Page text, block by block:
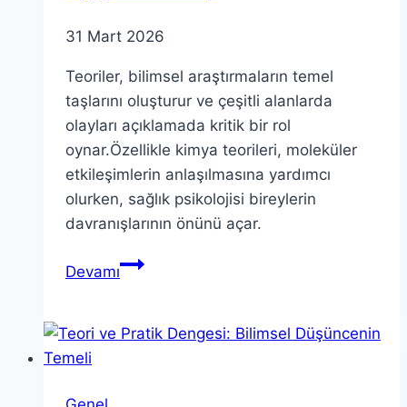
31 Mart 2026
Teoriler, bilimsel araştırmaların temel
taşlarını oluşturur ve çeşitli alanlarda
olayları açıklamada kritik bir rol
oynar.Özellikle kimya teorileri, moleküler
etkileşimlerin anlaşılmasına yardımcı
olurken, sağlık psikolojisi bireylerin
davranışlarının önünü açar.
DevamıTeoriler:
Uygulamaları